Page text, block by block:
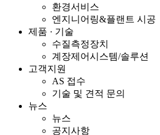
환경서비스
엔지니어링&플랜트 시공
제품 · 기술
수질측정장치
계장제어시스템/솔루션
고객지원
AS 접수
기술 및 견적 문의
뉴스
뉴스
공지사항